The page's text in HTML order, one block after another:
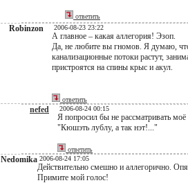
ответить
Robinzon 2006-08-23 23:22
А главное – какая аллегория! Эзоп.
Да, не любите вы гномов. Я думаю,
канализационные потоки растут,
пристроятся на спины крыс и акул.
ответить
nefed 2006-08-24 00:15
Я попросил бы не рассматривать
"Кюшэть лублу, а так нэт!..."
ответить
Nedomika 2006-08-24 17:05
Действительно смешно и аллегорично.
Примите мой голос!